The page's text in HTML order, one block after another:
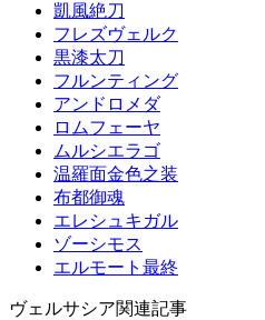
凱風絶刀
フレズヴェルク
黒漆太刀
フルンティング
アンドロメダ
ロムフェーヤ
ムルシエラゴ
温羅面金色之装
布都御魂
エレシュキガル
ゾーシモス
エルモート最終
ヴェルサシア関連記事